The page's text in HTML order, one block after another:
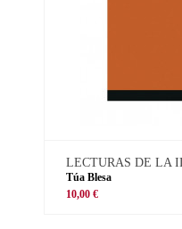
LECTURAS DE LA
Túa Blesa
10,00 €